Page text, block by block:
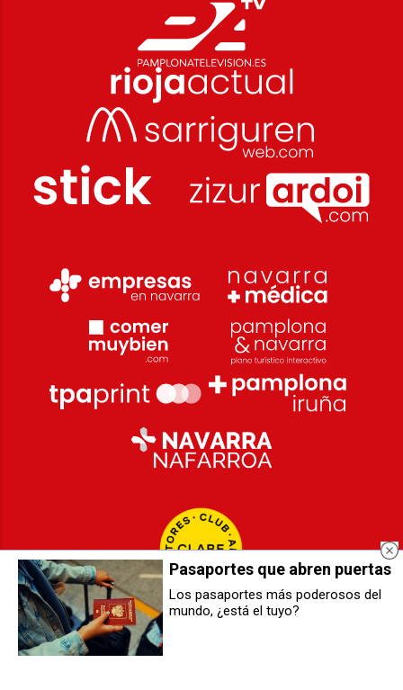
Víctor Muñoz , baja por lesión
Pamplona acoge a 68
Pasaportes que abren puertas
Los pasaportes más poderosos del
mundo, ¿está el tuyo?